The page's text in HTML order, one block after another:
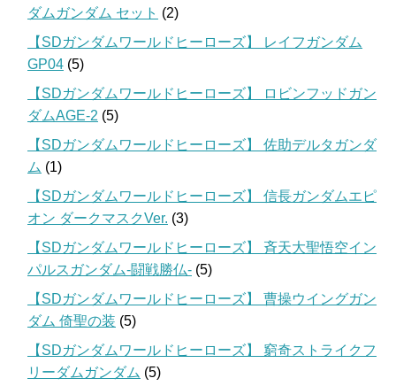
ダムガンダム セット (2)
【SDガンダムワールドヒーローズ】 レイフガンダム
GP04 (5)
【SDガンダムワールドヒーローズ】 ロビンフッドガン
ダムAGE-2 (5)
【SDガンダムワールドヒーローズ】 佐助デルタガンダ
ム (1)
【SDガンダムワールドヒーローズ】 信長ガンダムエピ
オン ダークマスクVer. (3)
【SDガンダムワールドヒーローズ】 斉天大聖悟空イン
パルスガンダム-闘戦勝仏- (5)
【SDガンダムワールドヒーローズ】 曹操ウイングガン
ダム 倚聖の装 (5)
【SDガンダムワールドヒーローズ】 窮奇ストライクフ
リーダムガンダム (5)